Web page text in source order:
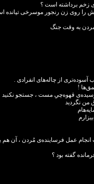
زخم برداشته است ؟
را روی زن رنجور موسرخی تپانده
به وقت جنگ
آسوده‌تری از چاله‌های انفرادی .
!
قهوه‌چیِ مست ، جستجو نکنید
من نگردید
عمل فرساینده‌ی مُردن ، آن هم
گفته بود ؟